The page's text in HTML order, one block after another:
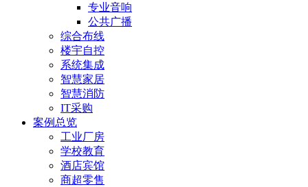
专业音响
公共广播
综合布线
楼宇自控
系统集成
智慧家居
智慧消防
IT采购
案例总览
工业厂房
学校教育
酒店宾馆
商超零售